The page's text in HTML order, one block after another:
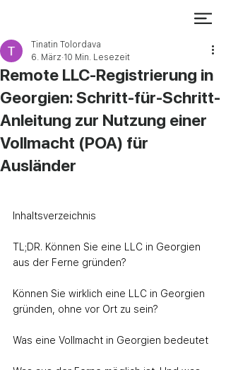
Remote LLC-Registrierung in
Georgien: Schritt-für-Schritt-
Anleitung zur Nutzung einer
Vollmacht (POA) für
Ausländer
Tinatin Tolordava
6. März 10 Min. Lesezeit
Inhaltsverzeichnis
TL;DR. Können Sie eine LLC in Georgien
aus der Ferne gründen?
Können Sie wirklich eine LLC in Georgien
gründen, ohne vor Ort zu sein?
Was eine Vollmacht in Georgien bedeutet